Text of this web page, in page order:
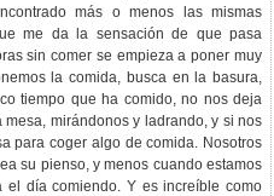
más o menos las mismas
me da la sensación de que pasa
sin comer se empieza a poner muy
la comida, busca en la basura,
tiempo que ha comido, no nos deja
mirándonos y ladrando, y si nos
para coger algo de comida. Nosotros
su pienso, y menos cuando estamos
día comiendo. Y es increíble como